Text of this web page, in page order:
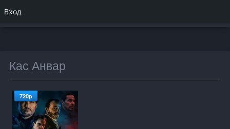
Кас Анвар
720p
Вход